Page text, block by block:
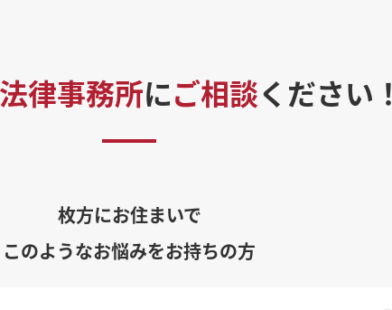
律事務所にご相談ください！
枚方にお住まいで
このようなお悩みをお持ちの方